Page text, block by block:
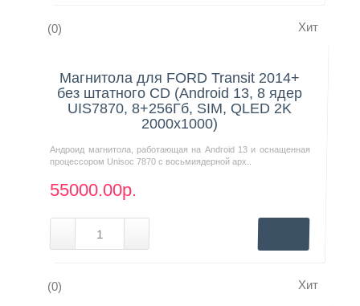
(0) Хит
Магнитола для FORD Transit 2014+
без штатного CD (Android 13, 8 ядер
UIS7870, 8+256Гб, SIM, QLED 2K
2000x1000)
Андроид магнитола, работающая на Android 13 и оснащенная
процессором Unisoc 7870 с восьмиядерной арх..
55000.00р.
(0) Хит